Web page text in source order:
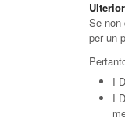
Se non
per un
I
I